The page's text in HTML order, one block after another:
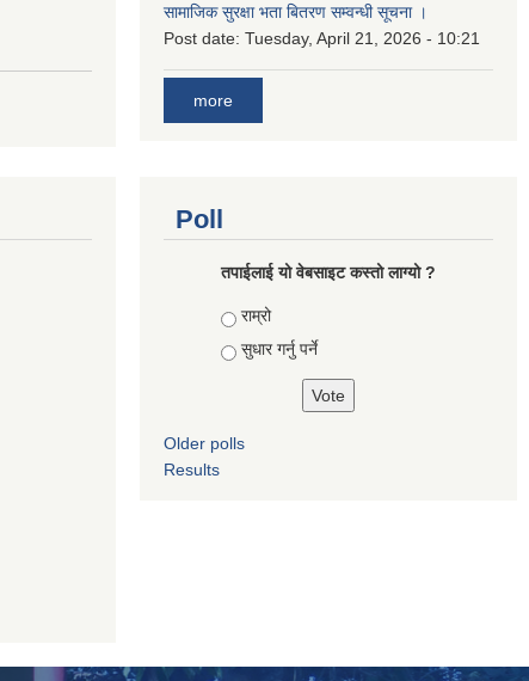
सामाजिक सुरक्षा भता बितरण सम्वन्धी सूचना ।
Post date: Tuesday, April 21, 2026 - 10:21
more
Poll
तपाई‌लाई यो वेबसाइट कस्तो लाग्यो ?
Choices
राम्रो
सुधार गर्नु पर्ने
Older polls
Results